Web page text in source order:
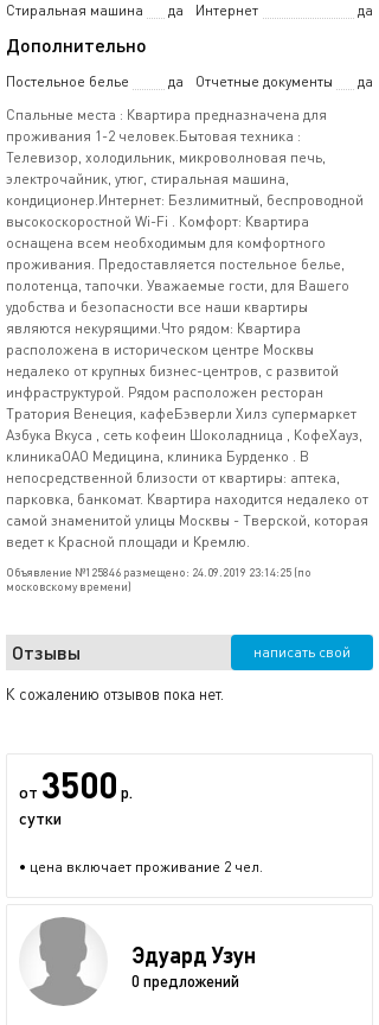
Стиральная машина
да Интернет да
Дополнительно
Постельное белье да Отчетные документы
да
Спальные места : Квартира предназначена для
проживания 1-2 человек.Бытовая техника :
Телевизор, холодильник, микроволновая печь,
электрочайник, утюг, стиральная машина,
кондиционер.Интернет: Безлимитный, беспроводной
высокоскоростной Wi-Fi . Комфорт: Квартира
оснащена всем необходимым для комфортного
проживания. Предоставляется постельное белье,
полотенца, тапочки. Уважаемые гости, для Вашего
удобства и безопасности все наши квартиры
являются некурящими.Что рядом: Квартира
расположена в историческом центре Москвы
недалеко от крупных бизнес-центров, с развитой
инфраструктурой. Рядом расположен ресторан
Тратория Венеция, кафеБэверли Хилз супермаркет
Азбука Вкуса , сеть кофеин Шоколадница , КофеХауз,
клиникаОАО Медицина, клиника Бурденко . В
непосредственной близости от квартиры: аптека,
парковка, банкомат. Квартира находится недалеко от
самой знаменитой улицы Москвы - Тверской, которая
ведет к Красной площади и Кремлю.
Объявление №125846 размещено: 24.09.2019 23:14:25 (по
московскому времени)
Отзывы написать свой
К сожалению отзывов пока нет.
от 3500 р.
сутки
• цена включает проживание 2 чел.
Эдуард Узун
0 предложений